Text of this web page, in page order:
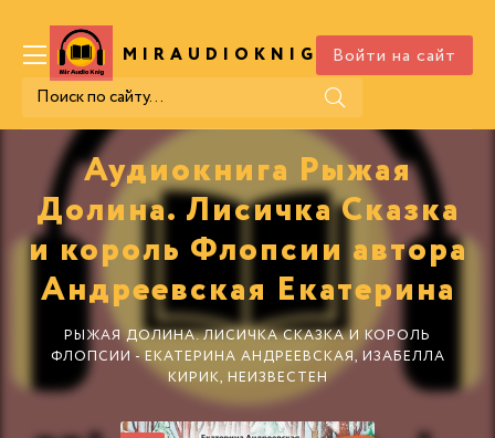
MIRAUDIOKNIG .COM
Войти на сайт
Аудиокнига Рыжая
Долина. Лисичка Сказка
и король Флопсии автора
Андреевская Екатерина
РЫЖАЯ ДОЛИНА. ЛИСИЧКА СКАЗКА И КОРОЛЬ
ФЛОПСИИ - ЕКАТЕРИНА АНДРЕЕВСКАЯ, ИЗАБЕЛЛА
КИРИК, НЕИЗВЕСТЕН